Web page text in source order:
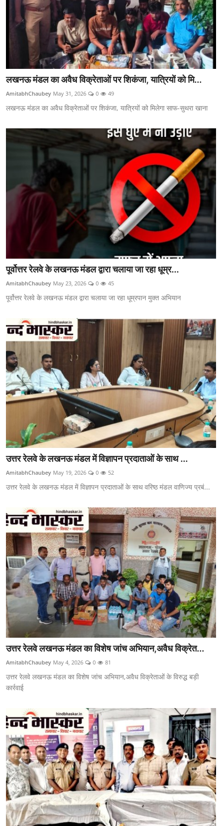
लखनऊ मंडल का अवैध विक्रेताओं पर शिकंजा, यात्रियों को मि...
AmitabhChaubey May 31, 2026 0 49
लखनऊ मंडल का अवैध विक्रेताओं पर शिकंजा, यात्रियों को मिलेगा साफ-सुथरा खाना
पूर्वोत्तर रेलवे के लखनऊ मंडल द्वारा चलाया जा रहा धूम्र...
AmitabhChaubey May 23, 2026 0 45
पूर्वोत्तर रेलवे के लखनऊ मंडल द्वारा चलाया जा रहा धूम्रपान मुक्त अभियान
उत्तर रेलवे के लखनऊ मंडल में विज्ञापन प्रदाताओं के साथ ...
AmitabhChaubey May 19, 2026 0 52
उत्तर रेलवे के लखनऊ मंडल में विज्ञापन प्रदाताओं के साथ वरिष्ठ मंडल वाणिज्य प्रबं...
उत्तर रेलवे लखनऊ मंडल का विशेष जांच अभियान,अवैध विक्रेत...
AmitabhChaubey May 4, 2026 0 81
उत्तर रेलवे लखनऊ मंडल का विशेष जांच अभियान,अवैध विक्रेताओं के विरुद्ध बड़ी
कार्रवाई